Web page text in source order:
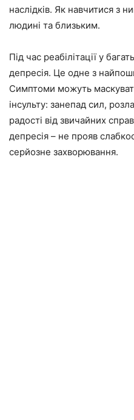
наслідків. Як навчитися з
людині та близьким.
Під час реабілітації у
депресія. Це одне з
Симптоми можуть
інсульту: занепад сил,
радості від звичайних
депресія – не прояв
серйозне захворювання.